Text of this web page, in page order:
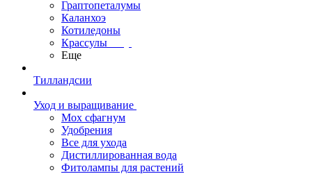
Граптопеталумы
Каланхоэ
Котиледоны
Крассулы
Еще
Тилландсии
Уход и выращивание
Мох сфагнум
Удобрения
Все для ухода
Дистиллированная вода
Фитолампы для растений